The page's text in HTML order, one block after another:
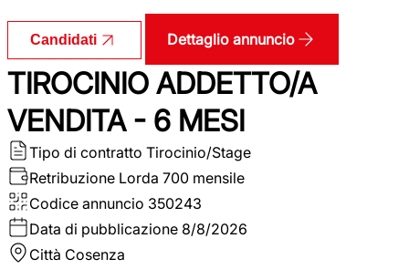
Candidati Dettaglio annuncio
TIROCINIO ADDETTO/A
VENDITA - 6 MESI
Tipo di contratto Tirocinio/Stage
Retribuzione Lorda 700 mensile
Codice annuncio 350243
Data di pubblicazione 8/8/2026
Città Cosenza